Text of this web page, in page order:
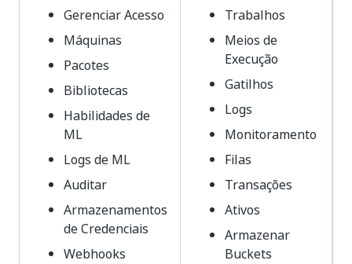
Gerenciar Acesso
Máquinas
Pacotes
Bibliotecas
Habilidades de
ML
Logs de ML
Auditar
Armazenamentos
de Credenciais
Webhooks
Trabalhos
Meios de
Execução
Gatilhos
Logs
Monitoramento
Filas
Transações
Ativos
Armazenar
Buckets